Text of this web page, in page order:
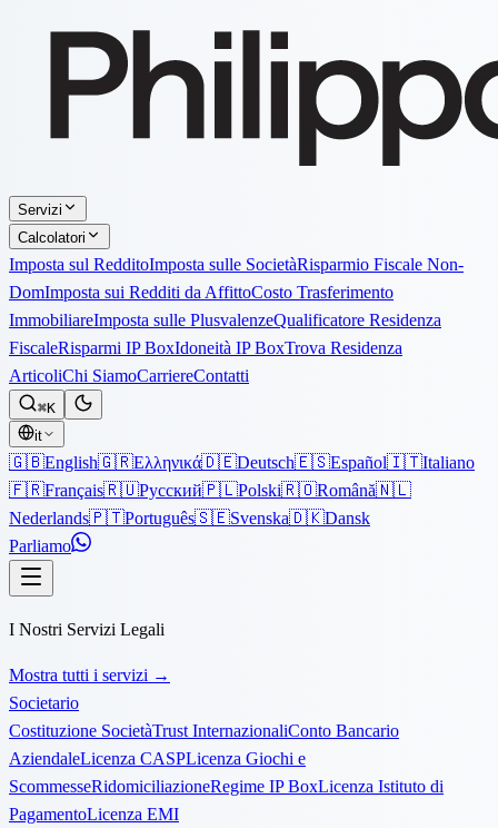
Servizi
Calcolatori
Imposta sul RedditoImposta sulle SocietàRisparmio Fiscale Non-
DomImposta sui Redditi da AffittoCosto Trasferimento
ImmobiliareImposta sulle PlusvalenzeQualificatore Residenza
FiscaleRisparmi IP BoxIdoneità IP BoxTrova Residenza
ArticoliChi SiamoCarriereContatti
⌘K
it
🇬🇧English🇬🇷Ελληνικά🇩🇪Deutsch🇪🇸Español🇮🇹Italiano
🇫🇷Français🇷🇺Русский🇵🇱Polski🇷🇴Română🇳🇱
Nederlands🇵🇹Português🇸🇪Svenska🇩🇰Dansk
Parliamo
I Nostri Servizi Legali
Mostra tutti i servizi →
Societario
Costituzione SocietàTrust InternazionaliConto Bancario
AziendaleLicenza CASPLicenza Giochi e
ScommesseRidomiciliazioneRegime IP BoxLicenza Istituto di
PagamentoLicenza EMI